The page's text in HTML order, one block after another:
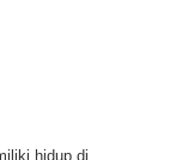
hidup di